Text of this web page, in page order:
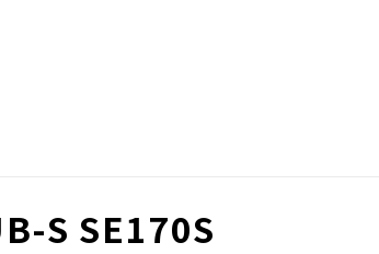
S SE170S